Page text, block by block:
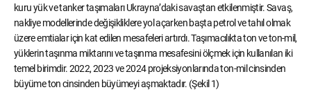
kuru yük ve tanker taşımaları Ukrayna’daki savaştan etkilenmiştir. Savaş,
nakliye modellerinde değişikliklere yol açarken başta petrol ve tahıl olmak
üzere emtialar için kat edilen mesafeleri artırdı. Taşımacılıkta ton ve ton-mil,
yüklerin taşınma miktarını ve taşınma mesafesini ölçmek için kullanılan iki
temel birimdir. 2022, 2023 ve 2024 projeksiyonlarında ton-mil cinsinden
büyüme ton cinsinden büyümeyi aşmaktadır. (Şekil 1)